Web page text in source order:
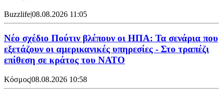
Buzzlife|08.08.2026 11:05
Νέο σχέδιο Πούτιν βλέπουν οι ΗΠΑ: Τα σενάρια που
εξετάζουν οι αμερικανικές υπηρεσίες - Στο τραπέζι
επίθεση σε κράτος του ΝΑΤΟ
Κόσμος|08.08.2026 10:58